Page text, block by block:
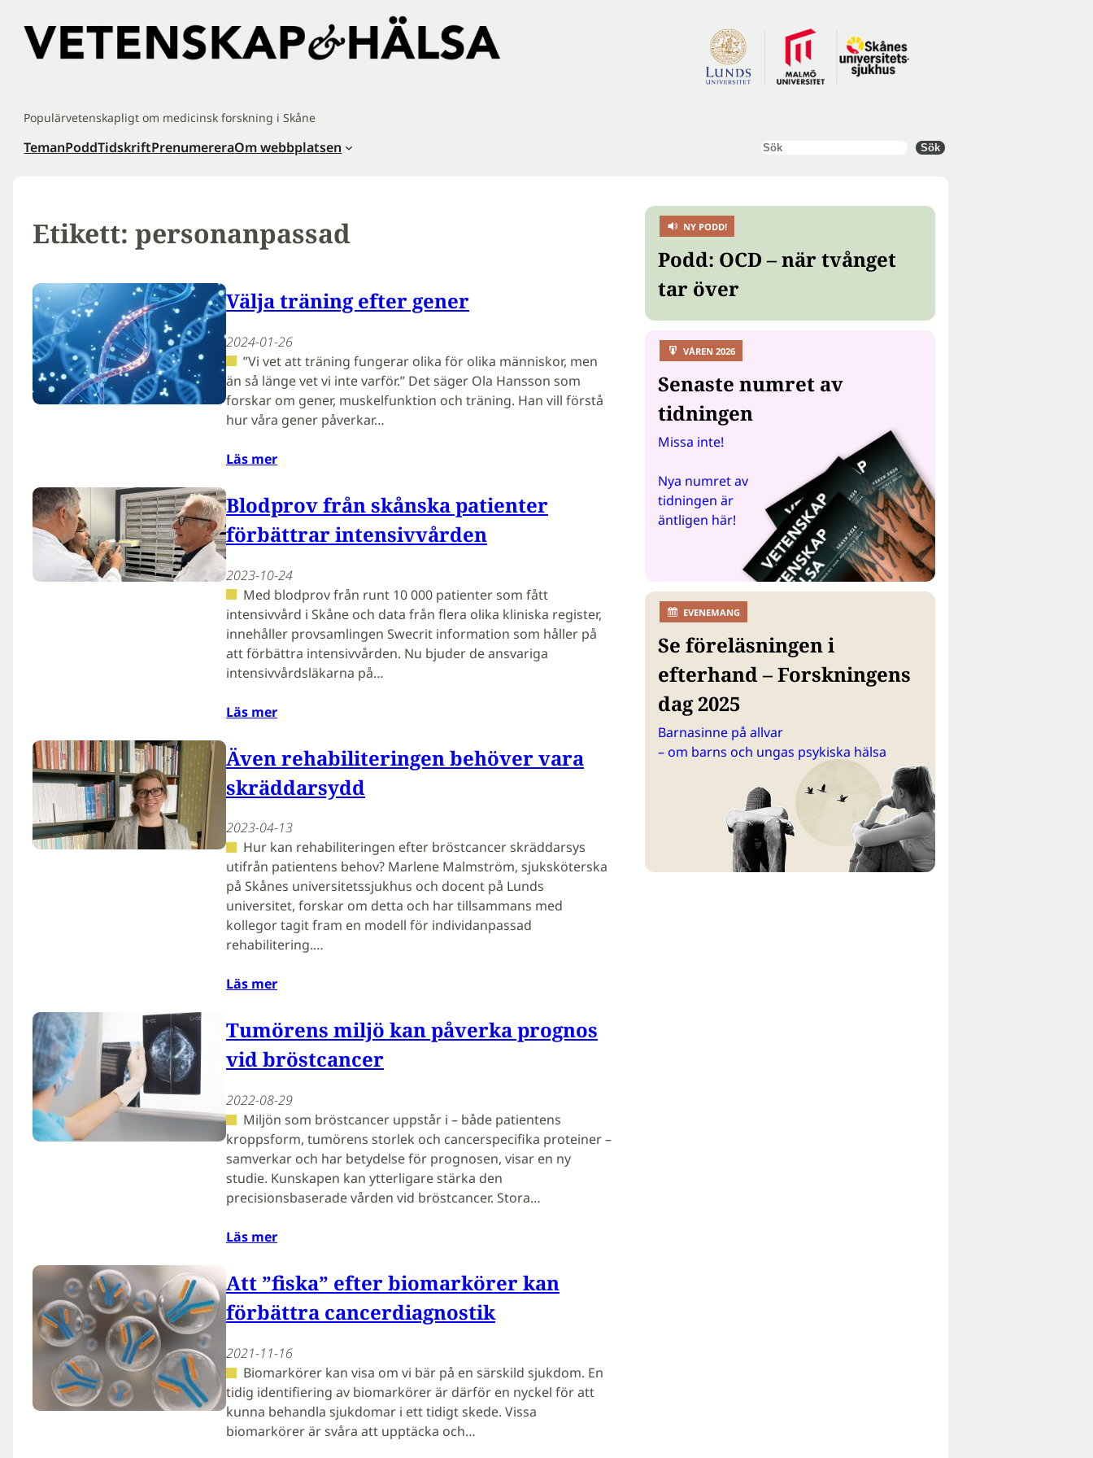
innehåll
Populärvetenskapligt om medicinsk forskning i Skåne
TemanPoddTidskriftPrenumereraOm webbplatsen Sök Sök
Etikett: personanpassad
Välja träning efter gener
2024-01-26
”Vi vet att träning fungerar olika för olika människor, men
än så länge vet vi inte varför.” Det säger Ola Hansson som
forskar om gener, muskelfunktion och träning. Han vill förstå
hur våra gener påverkar…
Läs mer
Blodprov från skånska patienter
förbättrar intensivvården
2023-10-24
Med blodprov från runt 10 000 patienter som fått
intensivvård i Skåne och data från flera olika kliniska register,
innehåller provsamlingen Swecrit information som håller på
att förbättra intensivvården. Nu bjuder de ansvariga
intensivvårdsläkarna på…
Läs mer
Även rehabiliteringen behöver vara
skräddarsydd
2023-04-13
Hur kan rehabiliteringen efter bröstcancer skräddarsys
utifrån patientens behov? Marlene Malmström, sjuksköterska
på Skånes universitetssjukhus och docent på Lunds
universitet, forskar om detta och har tillsammans med
kollegor tagit fram en modell för individanpassad
rehabilitering.…
Läs mer
Tumörens miljö kan påverka prognos
vid bröstcancer
2022-08-29
Miljön som bröstcancer uppstår i – både patientens
kroppsform, tumörens storlek och cancerspecifika proteiner –
samverkar och har betydelse för prognosen, visar en ny
studie. Kunskapen kan ytterligare stärka den
precisionsbaserade vården vid bröstcancer. Stora…
Läs mer
Att ”fiska” efter biomarkörer kan
förbättra cancerdiagnostik
2021-11-16
Biomarkörer kan visa om vi bär på en särskild sjukdom. En
tidig identifiering av biomarkörer är därför en nyckel för att
kunna behandla sjukdomar i ett tidigt skede. Vissa
biomarkörer är svåra att upptäcka och…
NY PODD!
Podd: OCD – när tvånget
tar över
VÅREN 2026
Senaste numret av
tidningen
Missa inte!
Nya numret av
tidningen är
äntligen här!
EVENEMANG
Se föreläsningen i
efterhand – Forskningens
dag 2025
Barnasinne på allvar
– om barns och ungas psykiska hälsa